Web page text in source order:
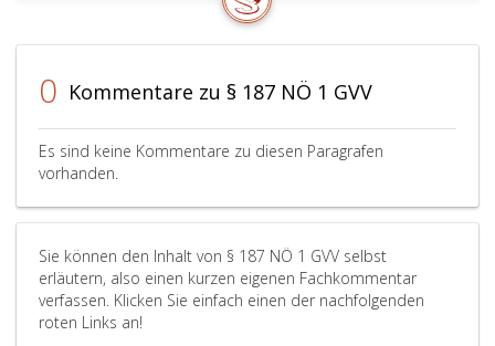
des
wird
0 Kommentare zu § 187 NÖ 1 GVV
Es sind keine Kommentare zu diesen Paragrafen
vorhanden.
Sie können den Inhalt von § 187 NÖ 1 GVV selbst
erläutern, also einen kurzen eigenen Fachkommentar
verfassen. Klicken Sie einfach einen der nachfolgenden
roten Links an!